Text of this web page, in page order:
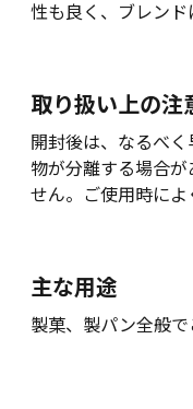
性も良く、ブレンド
取り扱い上の注
開封後は、なるべ
物が分離する場合
せん。ご使用時によ
主な用途
製菓、製パン全般で